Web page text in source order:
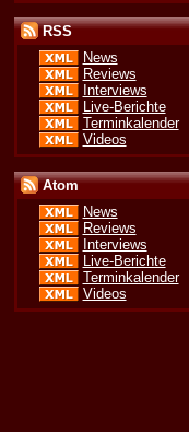
RSS
News
Reviews
Interviews
Live-Berichte
Terminkalender
Videos
Atom
News
Reviews
Interviews
Live-Berichte
Terminkalender
Videos